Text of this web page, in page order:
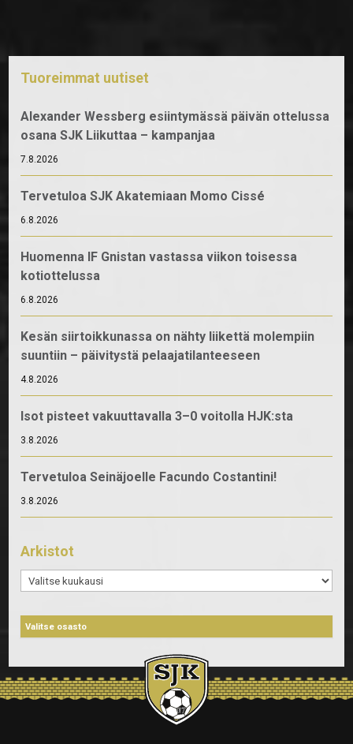
Tuoreimmat uutiset
Alexander Wessberg esiintymässä päivän ottelussa
osana SJK Liikuttaa – kampanjaa
7.8.2026
Tervetuloa SJK Akatemiaan Momo Cissé
6.8.2026
Huomenna IF Gnistan vastassa viikon toisessa
kotiottelussa
6.8.2026
Kesän siirtoikkunassa on nähty liikettä molempiin
suuntiin – päivitystä pelaajatilanteeseen
4.8.2026
Isot pisteet vakuuttavalla 3–0 voitolla HJK:sta
3.8.2026
Tervetuloa Seinäjoelle Facundo Costantini!
3.8.2026
Arkistot
Arkistot